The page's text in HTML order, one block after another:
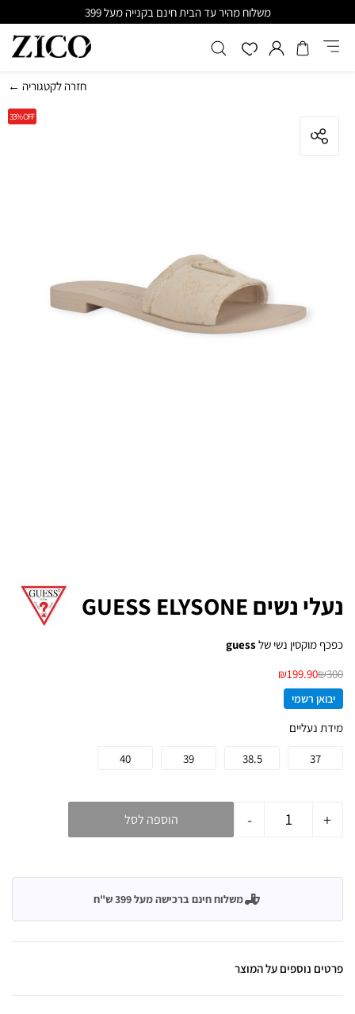
משלוח מהיר עד הבית חינם בקנייה מעל 399
← חזרה לקטגוריה
33%OFF
נעלי נשים GUESS ELYSONE
כפכף מוקסין נשי שלguess
₪300
₪199.90
יבואן רשמי
מידת נעליים
37
38.5
39
40
- + הוספה לסל
משלוח חינם ברכישה מעל 399 ש"ח
פרטים נוספים על המוצר